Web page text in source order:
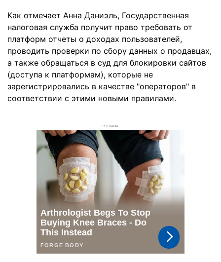
Как отмечает Анна Даниэль, Государственная
налоговая служба получит право требовать от
платформ отчеты о доходах пользователей,
проводить проверки по сбору данных о продавцах,
а также обращаться в суд для блокировки сайтов
(доступа к платформам), которые не
зарегистрировались в качестве "операторов" в
соответствии с этими новыми правилами.
РЕКЛАМА